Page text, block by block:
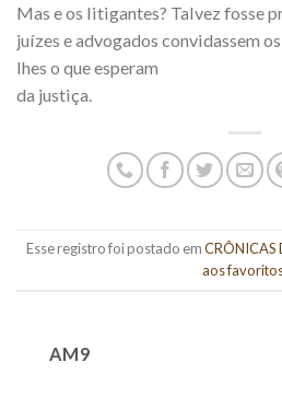
Mas e os litigantes? Talvez fosse
juízes e advogados convidassem
lhes o que esperam
da justiça.
Esse registro foi postado emCRÔNICAS
aos
AM9